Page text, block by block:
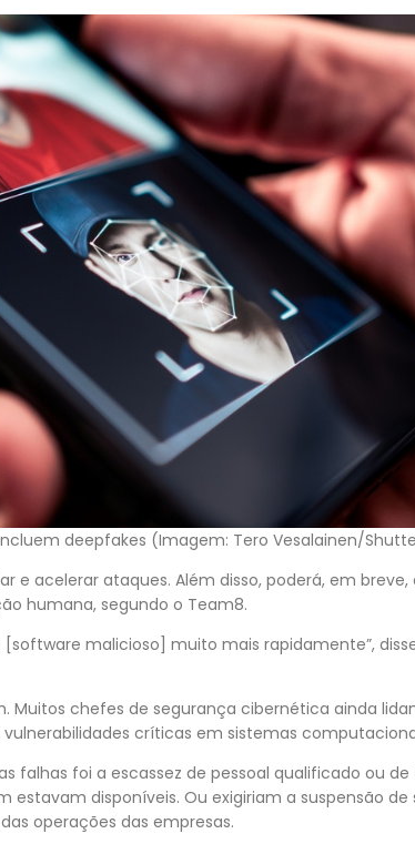
deepfakes (Imagem: Tero Vesalainen/
e acelerar ataques. Além disso, poderá, em breve,
humana, segundo o Team8.
[software malicioso] muito mais rapidamente”,
Muitos chefes de segurança cibernética ainda
críticas em sistemas
falhas foi a escassez de pessoal qualificado ou
estavam disponíveis. Ou exigiriam a suspensão
operações das empresas.